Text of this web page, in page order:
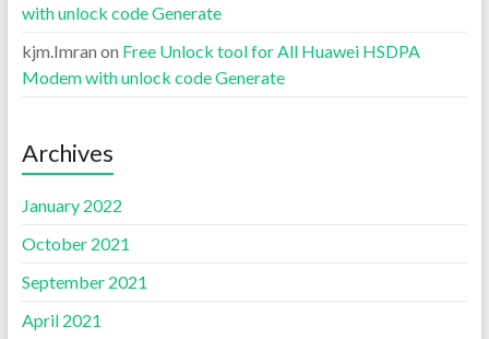
with unlock code Generate
kjm.Imran on Free Unlock tool for All Huawei HSDPA
Modem with unlock code Generate
Archives
January 2022
October 2021
September 2021
April 2021